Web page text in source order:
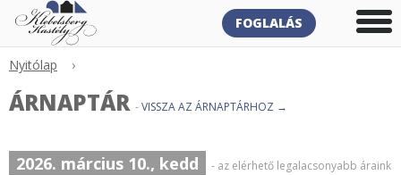
FOGLALÁS
Nyitólap ›
ÁRNAPTÁR -VISSZA AZ ÁRNAPTÁRHOZ →
2026. március 10., kedd
- az elérhető legalacsonyabb áraink